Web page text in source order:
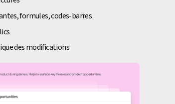
formules, codes-barres
des modifications